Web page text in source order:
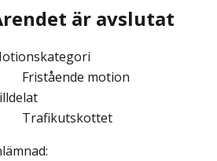
är avslutat
Fristående motion
Trafikutskottet
: